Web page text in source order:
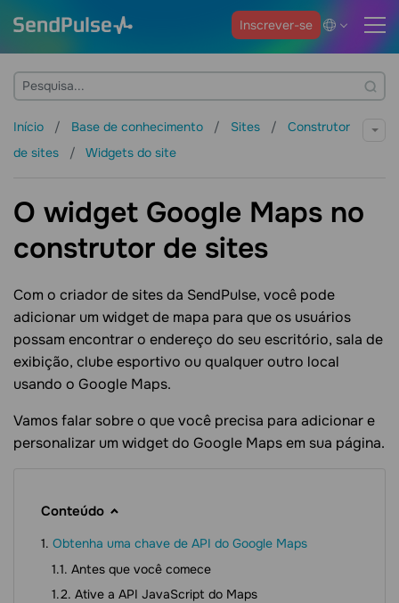
Inscrever-se
Início Base de conhecimento Sites
Construtor
de sites
Widgets do site
O widget Google Maps no
construtor de sites
Com o criador de sites da SendPulse, você pode
adicionar um widget de mapa para que os usuários
possam encontrar o endereço do seu escritório, sala de
exibição, clube esportivo ou qualquer outro local
usando o Google Maps.
Vamos falar sobre o que você precisa para adicionar e
personalizar um widget do Google Maps em sua página.
Conteúdo
Obtenha uma chave de API do Google Maps
Antes que você comece
Ative a API JavaScript do Maps